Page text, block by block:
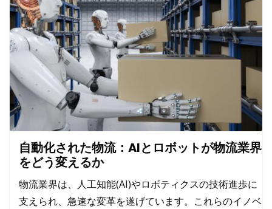
自動化された物流：AIとロボットが物流業界
をどう変えるか
物流業界は、人工知能(AI)やロボティクスの技術進歩に
支えられ、急速な変革を遂げています。これらのイノベ